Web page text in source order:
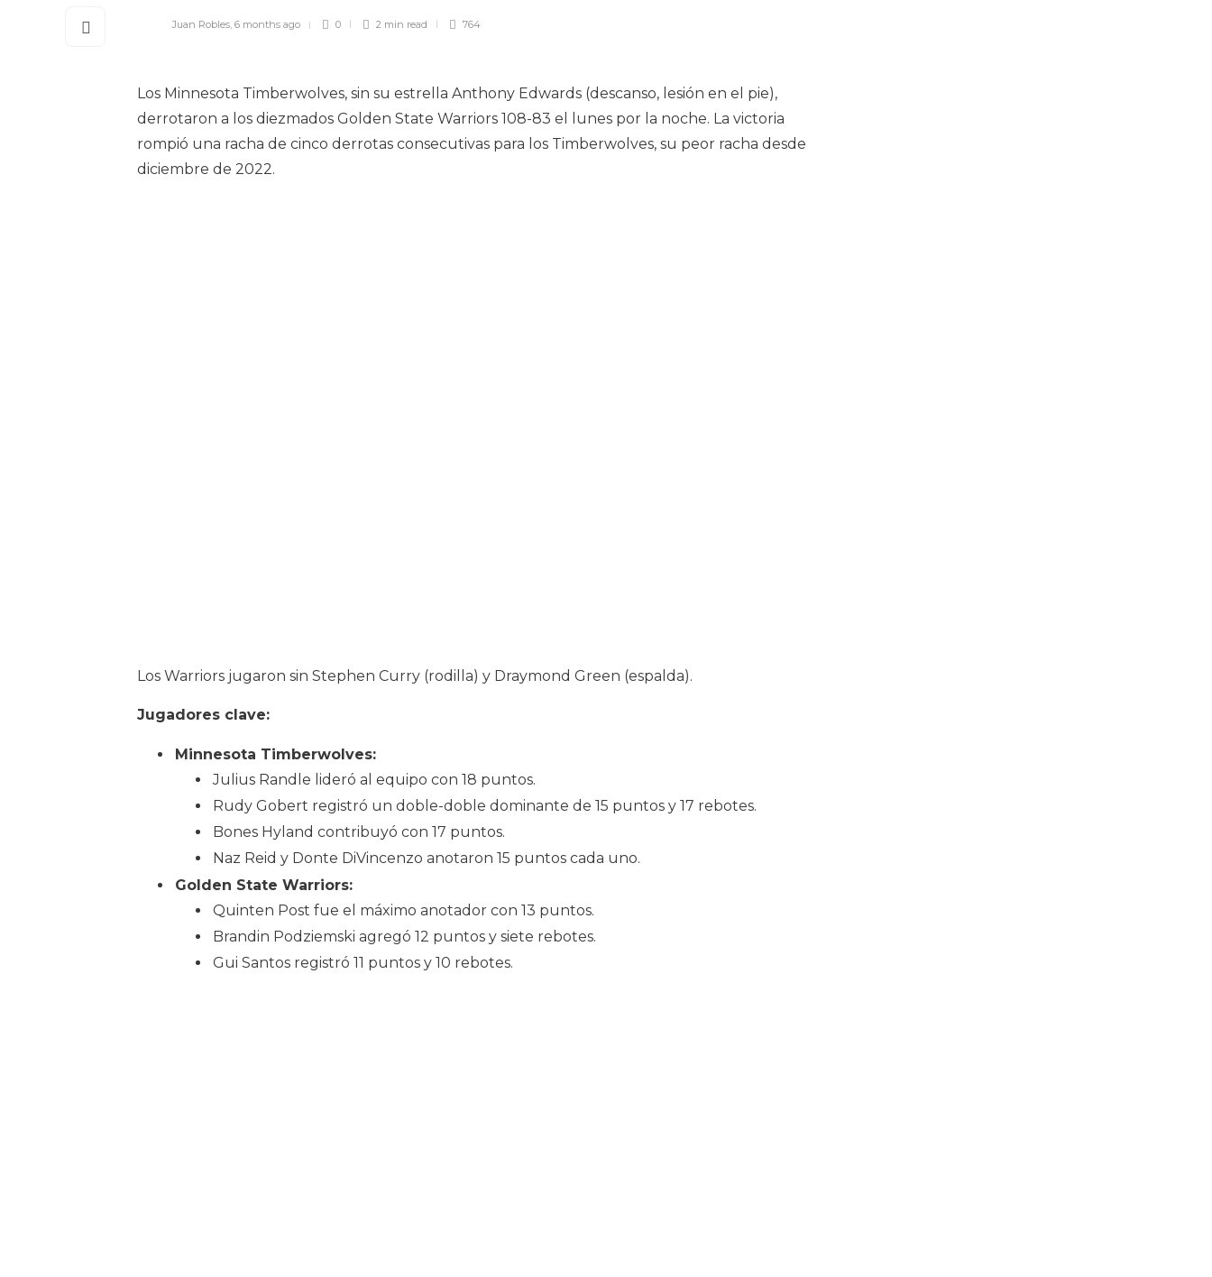
Juan Robles, 6 months ago 0 2 min read 764
Los Minnesota Timberwolves, sin su estrella Anthony Edwards (descanso, lesión en el pie),
derrotaron a los diezmados Golden State Warriors 108-83 el lunes por la noche. La victoria
rompió una racha de cinco derrotas consecutivas para los Timberwolves, su peor racha desde
diciembre de 2022.
Los Warriors jugaron sin Stephen Curry (rodilla) y Draymond Green (espalda).
Jugadores clave:
Minnesota Timberwolves:
Julius Randle lideró al equipo con 18 puntos.
Rudy Gobert registró un doble-doble dominante de 15 puntos y 17 rebotes.
Bones Hyland contribuyó con 17 puntos.
Naz Reid y Donte DiVincenzo anotaron 15 puntos cada uno.
Golden State Warriors:
Quinten Post fue el máximo anotador con 13 puntos.
Brandin Podziemski agregó 12 puntos y siete rebotes.
Gui Santos registró 11 puntos y 10 rebotes.